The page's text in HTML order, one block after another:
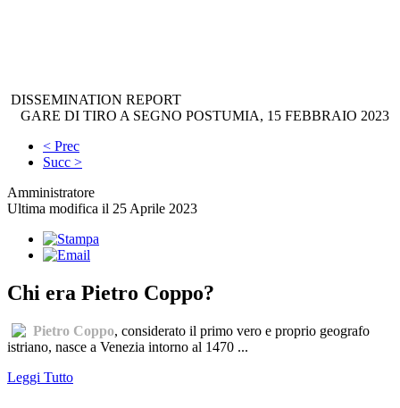
DISSEMINATION REPORT
GARE DI TIRO A SEGNO POSTUMIA, 15 FEBBRAIO 2023
< Prec
Succ >
Amministratore
Ultima modifica il 25 Aprile 2023
Chi era Pietro Coppo?
Pietro Coppo, considerato il primo vero e proprio geografo
istriano, nasce a Venezia intorno al 1470 ...
Leggi Tutto